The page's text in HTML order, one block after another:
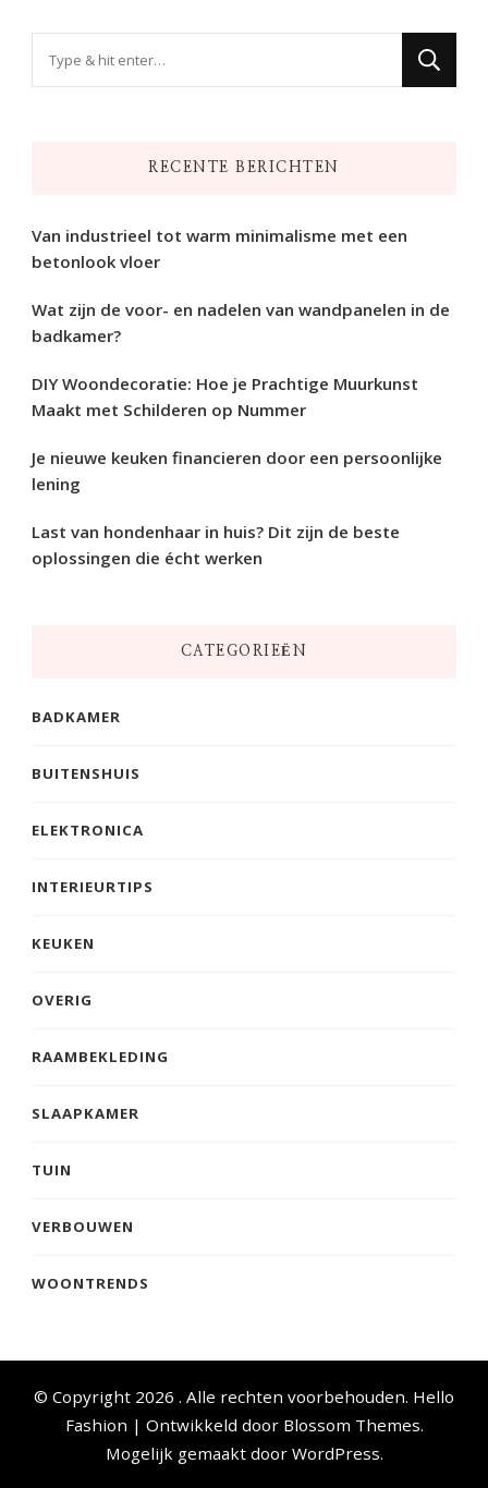
RECENTE BERICHTEN
Van industrieel tot warm minimalisme met een
betonlook vloer
Wat zijn de voor- en nadelen van wandpanelen in de
badkamer?
DIY Woondecoratie: Hoe je Prachtige Muurkunst
Maakt met Schilderen op Nummer
Je nieuwe keuken financieren door een persoonlijke
lening
Last van hondenhaar in huis? Dit zijn de beste
oplossingen die écht werken
CATEGORIEËN
BADKAMER
BUITENSHUIS
ELEKTRONICA
INTERIEURTIPS
KEUKEN
OVERIG
RAAMBEKLEDING
SLAAPKAMER
TUIN
VERBOUWEN
WOONTRENDS
© Copyright 2026 . Alle rechten voorbehouden. Hello
Fashion | Ontwikkeld door Blossom Themes.
Mogelijk gemaakt door WordPress.